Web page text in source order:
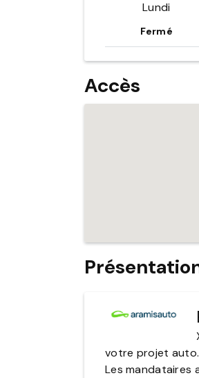
Lundi
Fermé
votre projet auto.
Les mandataires
Accès